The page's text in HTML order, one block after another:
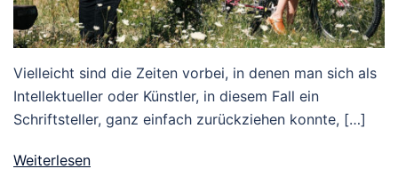
Vielleicht sind die Zeiten vorbei, in denen man sich als
Intel­lek­tueller oder Künstler, in diesem Fall ein
Schriftsteller, ganz einfach zurückziehen konnte, […]
Weiterlesen